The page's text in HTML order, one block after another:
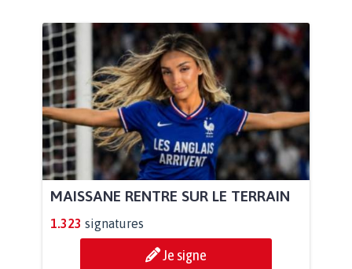
MAISSANE RENTRE SUR LE TERRAIN
1.323 signatures
Je signe